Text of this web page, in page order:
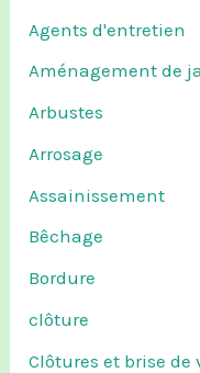
Agents d'entretien
Aménagement de
Arbustes
Arrosage
Assainissement
Bêchage
Bordure
clôture
Clôtures et brise de